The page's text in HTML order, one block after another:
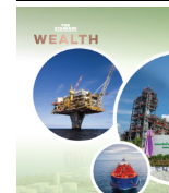
ข้อความที่ทรงพลัง
เกิดขึ้นได้ง่ายๆ กับ
สำคัญ’ ที่อยากใช้
ของแคมเปญที่ต้อง
ที่ไหนไกล แต่อยู่ใ
นั่นเอง